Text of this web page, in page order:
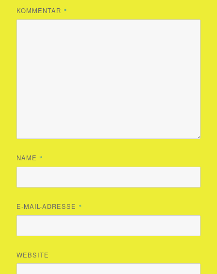
KOMMENTAR *
NAME *
E-MAIL-ADRESSE *
WEBSITE